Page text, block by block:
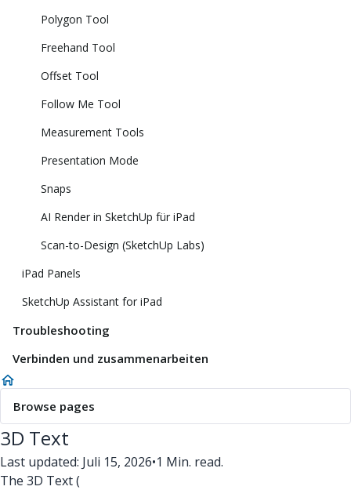
Polygon Tool
Freehand Tool
Offset Tool
Follow Me Tool
Measurement Tools
Presentation Mode
Snaps
AI Render in SketchUp für iPad
Scan-to-Design (SketchUp Labs)
iPad Panels
SketchUp Assistant for iPad
Troubleshooting
Verbinden und zusammenarbeiten
Browse pages
3D Text
Last updated: Juli 15, 2026•1 Min. read.
The 3D Text (